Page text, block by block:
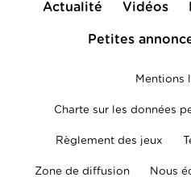
Actualité Vidéos
Petites
Mentions
Charte sur les données
Règlement des jeux
Zone de diffusion Nous